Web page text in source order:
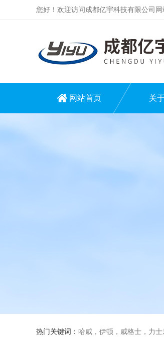
您好！欢迎访问成都亿宇科技有限公司网
网站首页 关
热门关键词： 哈威，伊顿，威格士，力